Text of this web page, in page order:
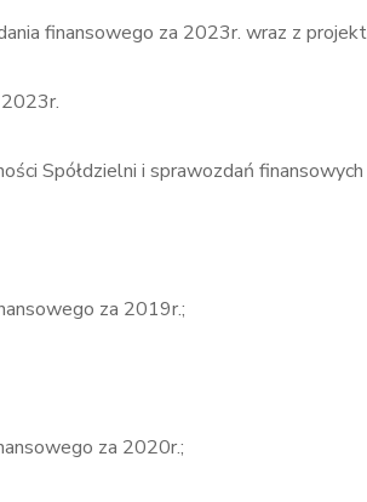
finansowego za 2023r. wraz z
Spółdzielni i sprawozdań
za 2019r.;
za 2020r.;